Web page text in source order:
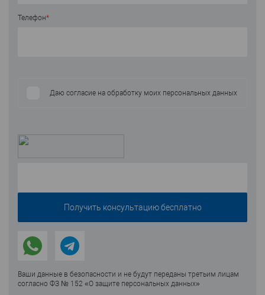
Телефон*
Даю согласие на обработку моих персональных данных
Ваши данные в безопасности и не будут переданы третьим лицам
согласно ФЗ № 152 «О защите персональных данных»